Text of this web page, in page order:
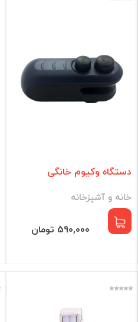
دستگاه وکیوم خانگی
خانه و آشپزخانه
590,000 تومان